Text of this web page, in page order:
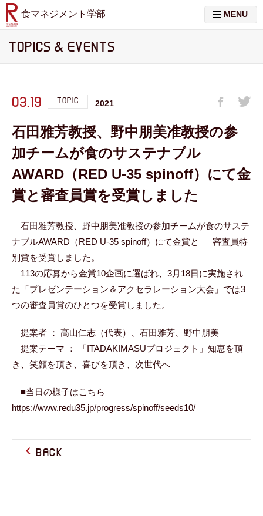
食マネジメント学部 MENU
TOPICS & EVENTS
03.19 TOPIC 2021
石田雅芳教授、野中朋美准教授の参
加チームが食のサステナブル
AWARD（RED U-35 spinoff）にて金
賞と審査員賞を受賞しました
石田雅芳教授、野中朋美准教授の参加チームが食のサステ
ナブルAWARD（RED U-35 spinoff）にて金賞と 審査員特
別賞を受賞しました。
113の応募から金賞10企画に選ばれ、3月18日に実施され
た「プレゼンテーション＆アクセラレーション大会」では3
つの審査員賞のひとつを受賞しました。
提案者 ： 高山仁志（代表）、石田雅芳、野中朋美
提案テーマ ： 「ITADAKIMASUプロジェクト」知恵を頂
き、笑顔を頂き、喜びを頂き、次世代へ
■当日の様子はこちら
https://www.redu35.jp/progress/spinoff/seeds10/
BACK